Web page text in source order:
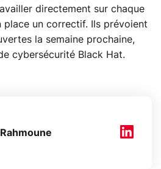
directement sur chaque
un correctif. Ils prévoient
la semaine prochaine,
cybersécurité Black Hat.